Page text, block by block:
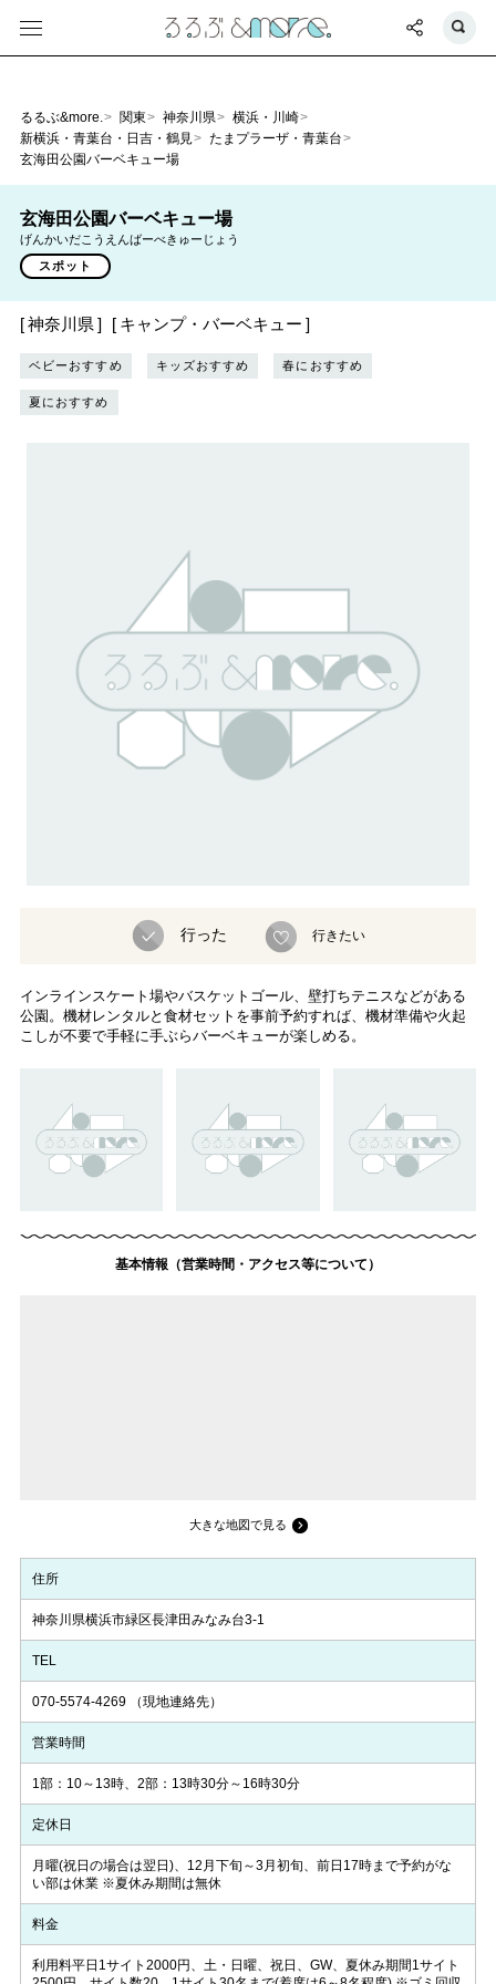
るるぶ&more. 関東 神奈川県
横浜・川崎
新横浜・青葉台・日吉・鶴見
たまプラーザ・青葉台
玄海田公園バーベキュー場
玄海田公園バーベキュー場
げんかいだこうえんばーべきゅーじょう
スポット
神奈川県 キャンプ・バーベキュー
ベビーおすすめ キッズおすすめ 春におすすめ
夏におすすめ
行った 行きたい
インラインスケート場やバスケットゴール、壁打ちテニスなどがある
公園。機材レンタルと食材セットを事前予約すれば、機材準備や火起
こしが不要で手軽に手ぶらバーベキューが楽しめる。
基本情報（営業時間・アクセス等について）
大きな地図で見る
住所
神奈川県横浜市緑区長津田みなみ台3-1
TEL
070-5574-4269（現地連絡先）
営業時間
1部：10～13時、2部：13時30分～16時30分
定休日
月曜(祝日の場合は翌日)、12月下旬～3月初旬、前日17時まで予約がな
い部は休業 ※夏休み期間は無休
料金
利用料平日1サイト2000円、土・日曜、祝日、GW、夏休み期間1サイト